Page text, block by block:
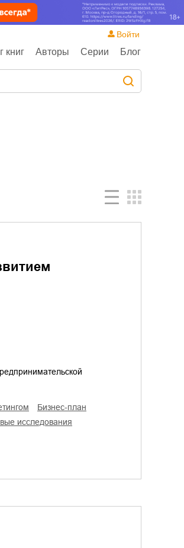
книг Авторы Серии Блог
Войти
бизнес-план
исследования